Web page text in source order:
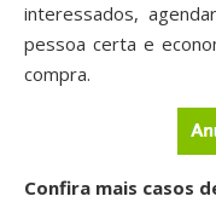
interessados,
pessoa certa e
compra.
Confira mais casos